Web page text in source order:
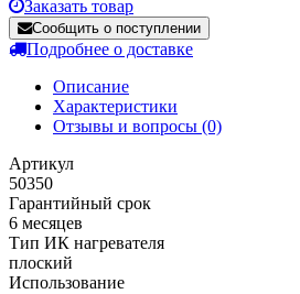
Заказать товар
Сообщить о поступлении
Подробнее о доставке
Описание
Характеристики
Отзывы и вопросы (0)
Артикул
50350
Гарантийный срок
6 месяцев
Тип ИК нагревателя
плоский
Использование